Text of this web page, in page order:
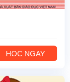
HỌC NGAY